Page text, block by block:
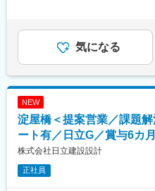
・課題や製品の問い合わせ
・設備システムのプレゼン
・建物の中のホールの部分
ためにはどうすればいいか
・近隣住民に迷惑にならぬ
だける環境となります。■
分■昇給年1回（6月）賃金
を通じて上下する可能性が
た表記です。
気になる
NEW
淀屋橋＜提案営業／課題
ート有／日立G／賞与6カ
株式会社日立建設設計
正社員